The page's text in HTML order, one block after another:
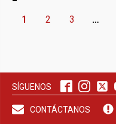
1 2 3 …
SÍGUENOS
CONTÁCTANOS